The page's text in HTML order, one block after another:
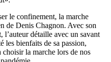
le confinement, la marche
de Denis Chagnon. Avec son
détaille avec un savant
les bienfaits de sa passion,
choisir la marche lors de nos